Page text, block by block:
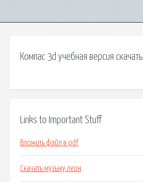
Компас 3d учебная версия скачать
Links to Important Stuff
Вложить файл в pdf
Скачать музыку леон